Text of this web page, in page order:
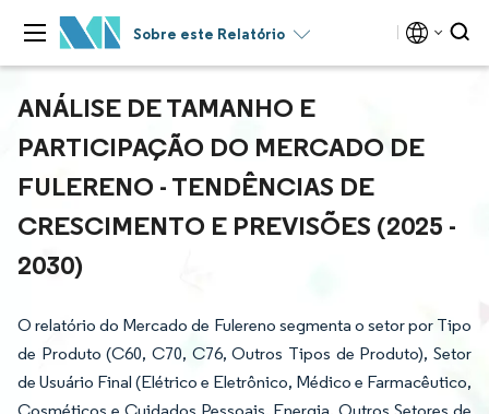
Sobre este Relatório
ANÁLISE DE TAMANHO E
PARTICIPAÇÃO DO MERCADO DE
FULERENO - TENDÊNCIAS DE
CRESCIMENTO E PREVISÕES (2025 -
2030)
O relatório do Mercado de Fulereno segmenta o setor por Tipo
de Produto (C60, C70, C76, Outros Tipos de Produto), Setor
de Usuário Final (Elétrico e Eletrônico, Médico e Farmacêutico,